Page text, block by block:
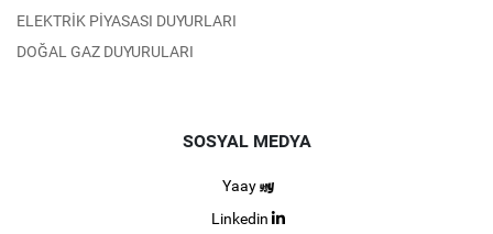
ELEKTRİK PİYASASI DUYURLARI
DOĞAL GAZ DUYURULARI
SOSYAL MEDYA
Yaay
Linkedin